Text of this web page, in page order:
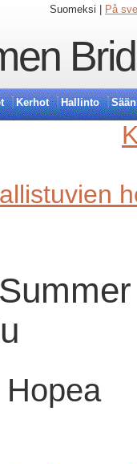
Suomeksi | På
Kerhot Hallinto